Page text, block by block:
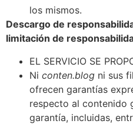
los mismos.
Descargo de
limitación de
EL SERVICIO SE
Ni conten.blog ni sus
ofrecen garantías
respecto al contenido
garantía, incluidas,